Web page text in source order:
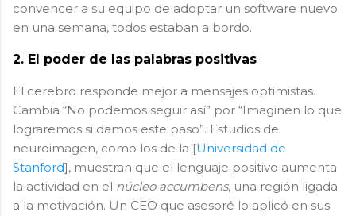
convencer a su equipo de adoptar un software nuevo:
en una semana, todos estaban a bordo.
2. El poder de las palabras positivas
El cerebro responde mejor a mensajes optimistas.
Cambia “No podemos seguir así” por “Imaginen lo que
lograremos si damos este paso”. Estudios de
neuroimagen, como los de la [Universidad de
Stanford], muestran que el lenguaje positivo aumenta
la actividad en el núcleo accumbens, una región ligada
a la motivación. Un CEO que asesoré lo aplicó en sus